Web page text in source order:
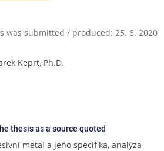
was submitted / produced: 25. 6. 2020
Keprt, Ph.D.
thesis as a source quoted
metal a jeho specifika, analýza